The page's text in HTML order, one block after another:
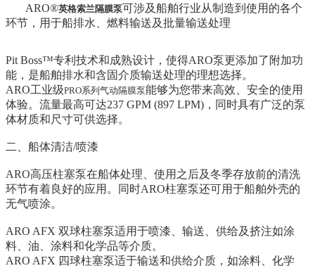
ARO®英格索兰隔膜泵可涉及船舶行业从制造到使用的各个
环节，用于船排水、燃料输送及批量输送处理
Pit Boss™专利技术和成熟设计，使得ARO泵更添加了附加功
能，是船舶排水和含固介质输送处理的理想选择。
ARO工业级PRO系列气动隔膜泵能够为您带来高效、安全的使用
体验。流量最高可达237 GPM (897 LPM)，同时具有广泛的泵
体材质和尺寸可供选择。
二、船体清洁/喷漆
ARO高压柱塞泵在船体处理、使用之后及冬季存放前的清洗
环节有着良好的应用。同时ARO柱塞泵还可用于船舶外壳的
无气喷涂。
ARO AFX 双球柱塞泵适用于喷漆、输送、供给及挤注如涂
料、油、涂料和化学品等介质。
ARO AFX 四球柱塞泵适于输送和供给介质，如涂料、化学